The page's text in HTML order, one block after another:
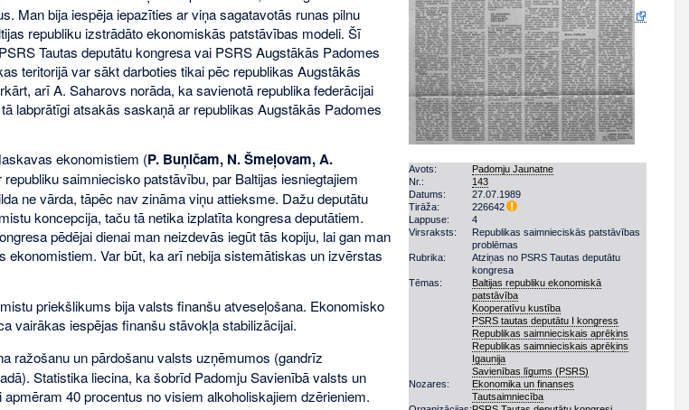
Avots:
Padomju Jaunatne
Nr.:
143
Datums:
27.07.1989
Tirāža:
226642
Lappuse:
4
Virsraksts:
Republikas saimnieciskās patstāvības
problēmas
Rubrika:
Atziņas no PSRS Tautas deputātu
kongresa
Tēmas:
Baltijas republiku ekonomiskā
patstāvība
Kooperatīvu kustība
PSRS tautas deputātu I kongress
Republikas saimnieciskais aprēķins
Republikas saimnieciskais aprēķins
Igaunija
Savienības līgums (PSRS)
Nozares:
Ekonomika un finanses
Tautsaimniecība
Man bija iespēja iepazīties ar viņa sagatavotās runas pilnu
republiku izstrādāto ekonomiskās patstāvības modeli. Šī
Tautas deputātu kongresa vai PSRS Augstākās Padomes
teritorijā var sākt darboties tikai pēc republikas Augstākās
arī A. Saharovs norāda, ka savienotā republika federācijai
labprātīgi atsakās saskaņā ar republikas Augstākās Padomes
ekonomistiem (P. Buņičam, N. Šmeļovam, A.
republiku saimniecisko patstāvību, par Baltijas iesniegtajiem
ne vārda, tāpēc nav zināma viņu attieksme. Dažu deputātu
koncepcija, taču tā netika izplatīta kongresa deputātiem.
pēdējai dienai man neizdevās iegūt tās kopiju, lai gan man
ekonomistiem. Var būt, ka arī nebija sistemātiskas un izvērstas
priekšlikums bija valsts finanšu atveseļošana. Ekonomisko
vairākas iespējas finanšu stāvokļa stabilizācijai.
ražošanu un pārdošanu valsts uzņēmumos (gandrīz
Statistika liecina, ka šobrīd Padomju Savienībā valsts un
40 procentus no visiem alkoholiskajiem dzērieniem.